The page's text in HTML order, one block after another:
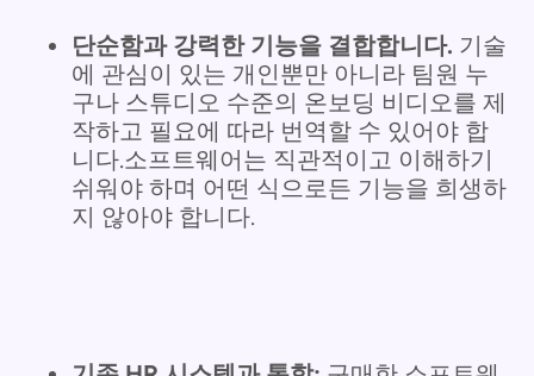
단순함과 강력한 기능을 결합합니다. 기술
에 관심이 있는 개인뿐만 아니라 팀원 누
구나 스튜디오 수준의 온보딩 비디오를 제
작하고 필요에 따라 번역할 수 있어야 합
니다.소프트웨어는 직관적이고 이해하기
쉬워야 하며 어떤 식으로든 기능을 희생하
지 않아야 합니다.